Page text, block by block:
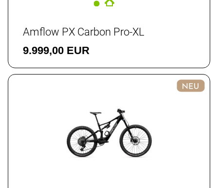
Amflow PX Carbon Pro-XL
9.999,00 EUR